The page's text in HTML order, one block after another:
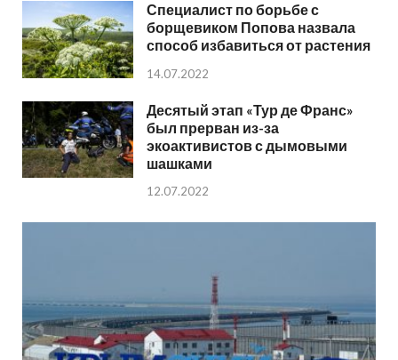
Специалист по борьбе с
борщевиком Попова назвала
способ избавиться от растения
14.07.2022
Десятый этап «Тур де Франс»
был прерван из-за
экоактивистов с дымовыми
шашками
12.07.2022